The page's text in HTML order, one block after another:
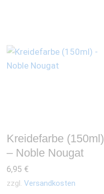
Kreidefarbe (150ml)
– Noble Nougat
6,95 €
zzgl. Versandkosten